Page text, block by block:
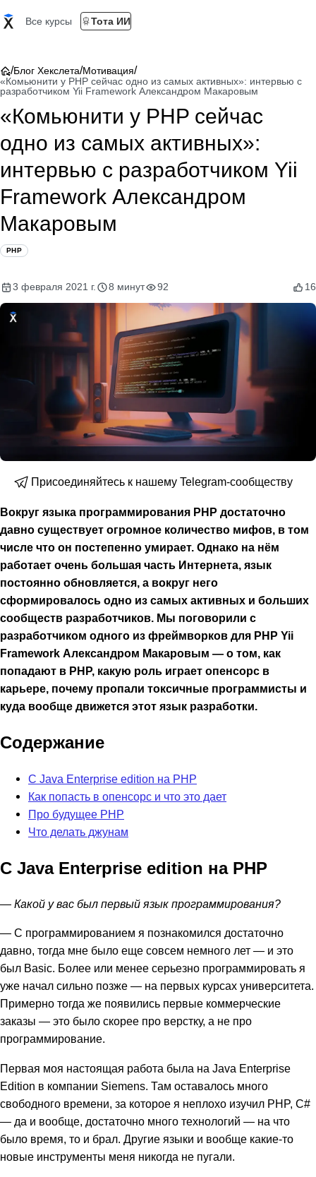
Все курсы Тота ИИ
/Блог Хекслета/Мотивация/
«Комьюнити у PHP сейчас одно из самых активных»: интервью c
разработчиком Yii Framework Александром Макаровым
«Комьюнити у PHP сейчас
одно из самых активных»:
интервью c разработчиком Yii
Framework Александром
Макаровым
PHP
3 февраля 2021 г. 8 минут 92 16
Присоединяйтесь к нашему Telegram-сообществу
Вокруг языка программирования PHP достаточно
давно существует огромное количество мифов, в том
числе что он постепенно умирает. Однако на нём
работает очень большая часть Интернета, язык
постоянно обновляется, а вокруг него
сформировалось одно из самых активных и больших
сообществ разработчиков. Мы поговорили с
разработчиком одного из фреймворков для PHP Yii
Framework Александром Макаровым — о том, как
попадают в PHP, какую роль играет опенсорс в
карьере, почему пропали токсичные программисты и
куда вообще движется этот язык разработки.
Содержание
C Java Enterprise edition на PHP
Как попасть в опенсорс и что это дает
Про будущее PHP
Что делать джунам
C Java Enterprise edition на PHP
— Какой у вас был первый язык программирования?
— С программированием я познакомился достаточно
давно, тогда мне было еще совсем немного лет — и это
был Basic. Более или менее серьезно программировать я
уже начал сильно позже — на первых курсах университета.
Примерно тогда же появились первые коммерческие
заказы — это было скорее про верстку, а не про
программирование.
Первая моя настоящая работа была на Java Enterprise
Edition в компании Siemens. Там оставалось много
свободного времени, за которое я неплохо изучил PHP, C#
— да и вообще, достаточно много технологий — на что
было время, то и брал. Другие языки и вообще какие-то
новые инструменты меня никогда не пугали.